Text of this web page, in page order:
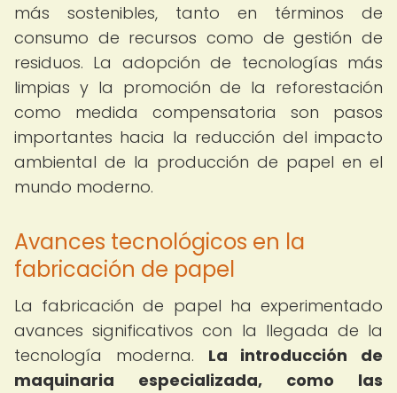
más sostenibles, tanto en términos de
consumo de recursos como de gestión de
residuos. La adopción de tecnologías más
limpias y la promoción de la reforestación
como medida compensatoria son pasos
importantes hacia la reducción del impacto
ambiental de la producción de papel en el
mundo moderno.
Avances tecnológicos en la
fabricación de papel
La fabricación de papel ha experimentado
avances significativos con la llegada de la
tecnología moderna. La introducción de
maquinaria especializada, como las